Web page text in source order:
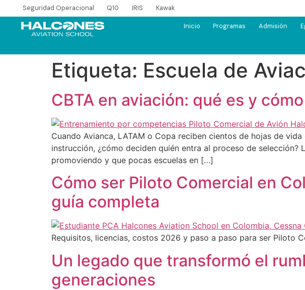
Seguridad Operacional Q10 IRIS Kawak
Inicio Programas Admisión
Etiqueta: Escuela de
CBTA en aviación: qué es y
Cuando Avianca, LATAM o Copa reciben cientos de hojas de
instrucción, ¿cómo deciden quién entra al proceso de selección?
promoviendo y que pocas escuelas en […]
Cómo ser Piloto Comercial en
guía completa
Requisitos, licencias, costos 2026 y paso a paso para ser Piloto
Un legado que transformó el
generaciones